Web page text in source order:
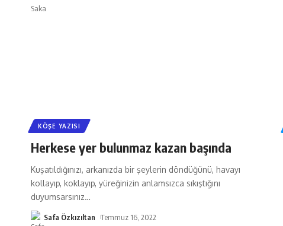
KÖŞE YAZISI
Herkese yer bulunmaz kazan başında
Kuşatıldığınızı, arkanızda bir şeylerin döndüğünü, havayı
kollayıp, koklayıp, yüreğinizin anlamsızca sıkıştığını
duyumsarsınız…
Safa Özkızıltan Temmuz 16, 2022